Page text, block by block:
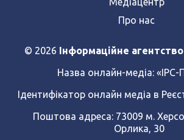
Про нас
© 2026 Інформаційне
Назва онлайн-медіа: «ІРС-
Ідентифікатор онлайн медіа в
Поштова адреса: 73009 м.
Орлика, 30